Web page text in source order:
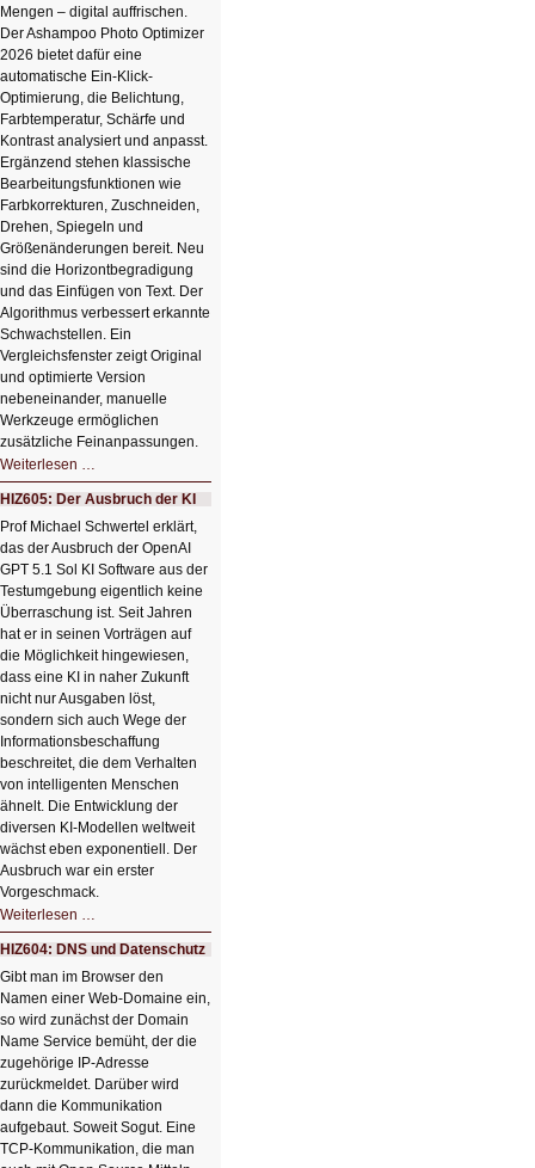
Mengen – digital auffrischen.
Der Ashampoo Photo Optimizer
2026 bietet dafür eine
automatische Ein-Klick-
Optimierung, die Belichtung,
Farbtemperatur, Schärfe und
Kontrast analysiert und anpasst.
Ergänzend stehen klassische
Bearbeitungsfunktionen wie
Farbkorrekturen, Zuschneiden,
Drehen, Spiegeln und
Größenänderungen bereit. Neu
sind die Horizontbegradigung
und das Einfügen von Text. Der
Algorithmus verbessert erkannte
Schwachstellen. Ein
Vergleichsfenster zeigt Original
und optimierte Version
nebeneinander, manuelle
Werkzeuge ermöglichen
zusätzliche Feinanpassungen.
Weiterlesen …
Bildverschönerung
mit
einem
Klick
HIZ606:
Bildverschönerung
mit
einem
Klick
HIZ605: Der Ausbruch der KI
Prof Michael Schwertel erklärt,
das der Ausbruch der OpenAI
GPT 5.1 Sol KI Software aus der
Testumgebung eigentlich keine
Überraschung ist. Seit Jahren
hat er in seinen Vorträgen auf
die Möglichkeit hingewiesen,
dass eine KI in naher Zukunft
nicht nur Ausgaben löst,
sondern sich auch Wege der
Informationsbeschaffung
beschreitet, die dem Verhalten
von intelligenten Menschen
ähnelt. Die Entwicklung der
diversen KI-Modellen weltweit
wächst eben exponentiell. Der
Ausbruch war ein erster
Vorgeschmack.
Weiterlesen …
Der
Ausbruch
der
KI
HIZ604: DNS und Datenschutz
Gibt man im Browser den
Namen einer Web-Domaine ein,
so wird zunächst der Domain
Name Service bemüht, der die
zugehörige IP-Adresse
zurückmeldet. Darüber wird
dann die Kommunikation
aufgebaut. Soweit Sogut. Eine
TCP-Kommunikation, die man